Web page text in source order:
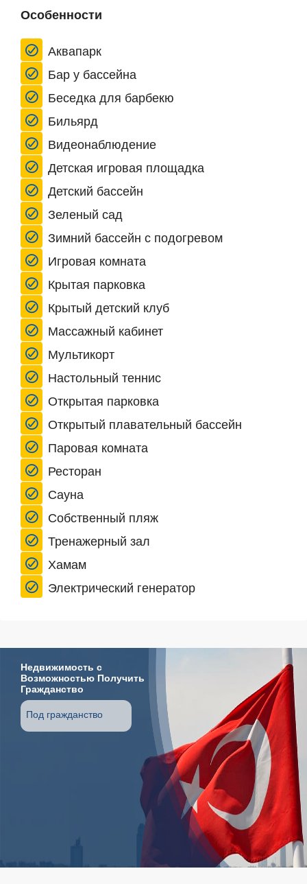
Особенности
Аквапарк
Бар у бассейна
Беседка для барбекю
Бильярд
Видеонаблюдение
Детская игровая площадка
Детский бассейн
Зеленый сад
Зимний бассейн с подогревом
Игровая комната
Крытая парковка
Крытый детский клуб
Массажный кабинет
Мультикорт
Настольный теннис
Открытая парковка
Открытый плавательный бассейн
Паровая комната
Ресторан
Сауна
Собственный пляж
Тренажерный зал
Хамам
Электрический генератор
Недвижимость с
Возможностью Получить
Гражданство
Под гражданство